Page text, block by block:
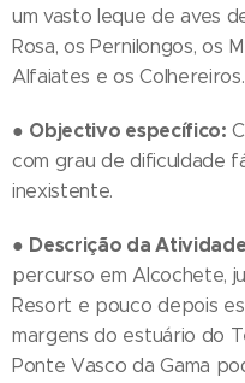
um vasto leque de aves
Rosa, os Pernilongos, os
Alfaiates e os Colhereiros.
● Objectivo específico:
com grau de dificuldade
inexistente.
● Descrição da
percurso em Alcochete,
Resort e pouco depois
margens do estuário do
Ponte Vasco da Gama